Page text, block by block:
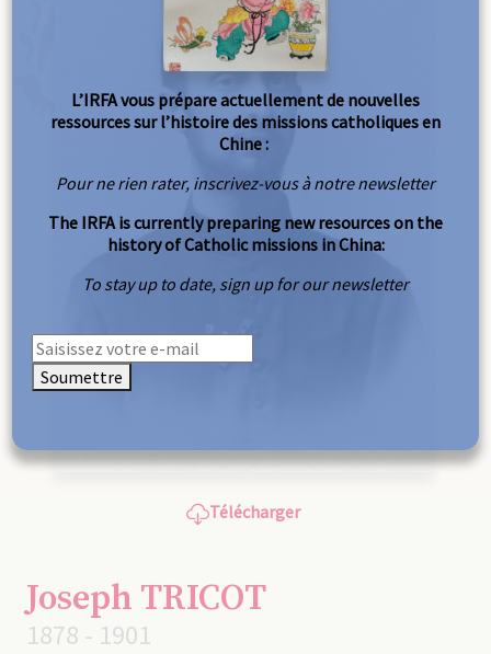
Télécharger
Joseph TRICOT
1878 - 1901
L’IRFA vous prépare actuellement de nouvelles
ressources sur l’histoire des missions catholiques en
Chine :
Pour ne rien rater, inscrivez-vous à notre newsletter
The IRFA is currently preparing new resources on the
history of Catholic missions in China:
To stay up to date, sign up for our newsletter
Soumettre